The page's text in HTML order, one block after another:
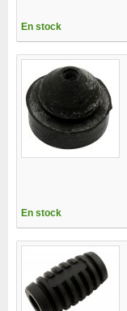
En stock
En stock